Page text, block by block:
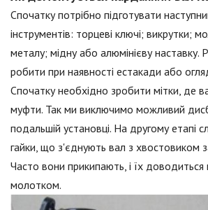
Спочатку потрібно підготувати
інструментів: торцеві ключі; викрутки;
металу; мідну або алюмінієву наставку.
робити при наявності естакади або
Спочатку необхідно зробити мітки, де
муфти. Так ми виключимо можливий
подальшій установці. На другому етапі
гайки, що з'єднують вал з хвостовиком
Часто вони прикипають, і їх доводиться
молотком.